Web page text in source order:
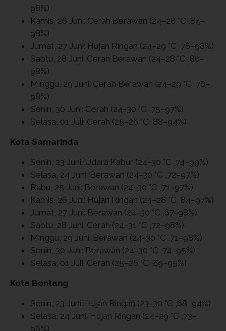
98%)
Kamis, 26 Juni: Cerah Berawan (24–28 °C ,84–
98%)
Jumat, 27 Juni: Hujan Ringan (24–29 °C ,76–98%)
Sabtu, 28 Juni: Cerah Berawan (24–28 °C ,80–
98%)
Minggu, 29 Juni: Cerah Berawan (24–29 °C ,76–
98%)
Senin, 30 Juni: Cerah (24–30 °C ,75–97%)
Selasa, 01 Juli: Cerah (25–26 °C ,88–94%)
Kota Samarinda
Senin, 23 Juni: Udara Kabur (24–30 °C ,74–99%)
Selasa, 24 Juni: Berawan (24–30 °C ,72–97%)
Rabu, 25 Juni: Berawan (24–30 °C ,71–97%)
Kamis, 26 Juni: Hujan Ringan (24–28 °C ,84–97%)
Jumat, 27 Juni: Berawan (24–30 °C ,67–98%)
Sabtu, 28 Juni: Cerah (24–31 °C ,72–98%)
Minggu, 29 Juni: Berawan (24–30 °C ,71–98%)
Senin, 30 Juni: Berawan (24–30 °C ,74–95%)
Selasa, 01 Juli: Cerah (25–26 °C ,89–95%)
Kota Bontang
Senin, 23 Juni: Hujan Ringan (23–30 °C ,68–94%)
Selasa, 24 Juni: Hujan Ringan (24–29 °C ,73–
96%)